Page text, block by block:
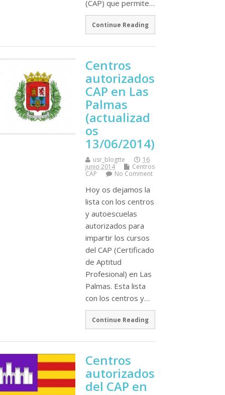
(CAP) que permite…
Continue Reading
Centros
autorizados
CAP en Las
Palmas
(actualizad
os
13/06/2014)
usr_blogtte
16
junio 2014
Centros
CAP
No Comment
Hoy os dejamos la
lista con los centros
y autoescuelas
autorizados para
impartir los cursos
del CAP (Certificado
de Aptitud
Profesional) en Las
Palmas. Esta lista
con los centros y…
Continue Reading
Centros
autorizados
del CAP en